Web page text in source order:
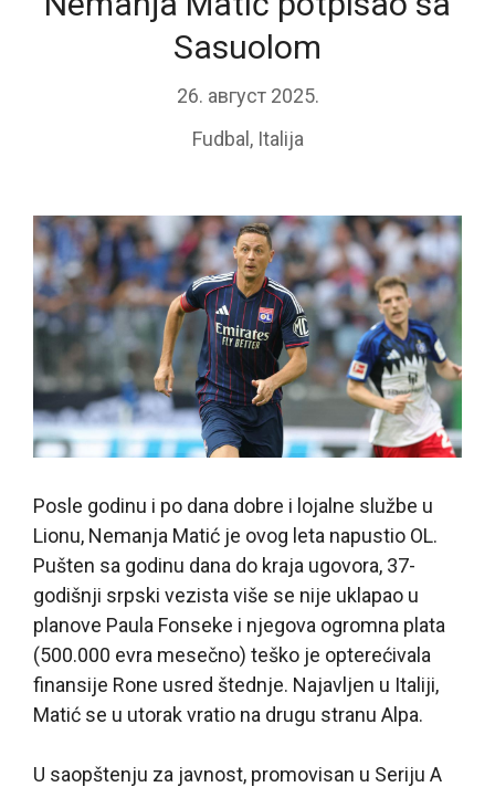
Sasuolom
26. август 2025.
Fudbal , Italija
Posle godinu i po dana dobre i lojalne službe u
Lionu, Nemanja Matić je ovog leta napustio OL.
Pušten sa godinu dana do kraja ugovora, 37-
godišnji srpski vezista više se nije uklapao u
planove Paula Fonseke i njegova ogromna plata
(500.000 evra mesečno) teško je opterećivala
finansije Rone usred štednje. Najavljen u Italiji,
Matić se u utorak vratio na drugu stranu Alpa.
U saopštenju za javnost, promovisan u Seriju A